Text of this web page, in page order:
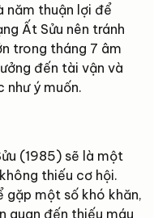
năm thuận lợi để
Ất Sửu nên tránh
trong tháng 7 âm
đến tài vận và
như ý muốn.
(1985) sẽ là một
thiếu cơ hội.
gặp một số khó khăn,
quan đến thiếu máu